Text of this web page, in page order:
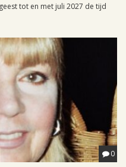
tot en met juli 2027 de tijd
0